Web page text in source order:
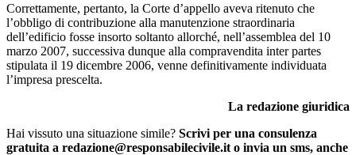
Correttamente, pertanto, la Corte d’appello aveva ritenuto che
l’obbligo di contribuzione alla manutenzione straordinaria
dell’edificio fosse insorto soltanto allorché, nell’assemblea del 10
marzo 2007, successiva dunque alla compravendita inter partes
stipulata il 19 dicembre 2006, venne definitivamente individuata
l’impresa prescelta.
La redazione giuridica
Hai vissuto una situazione simile? Scrivi per una consulenza
gratuita a redazione@responsabilecivile.it o invia un sms, anche